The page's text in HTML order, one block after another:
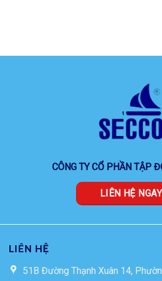
CÔNG TY CỔ PHẦN TẬP
LIÊN HỆ NGAY
LIÊN HỆ
51B Đường Thạnh Xuân 14,